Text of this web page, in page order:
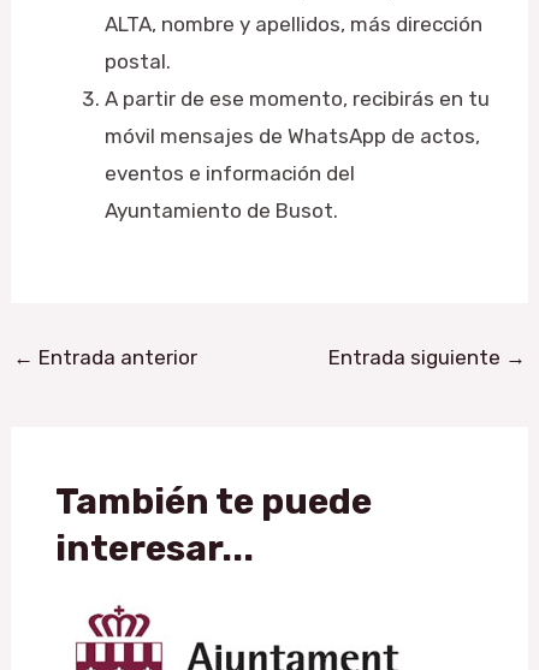
ALTA, nombre y apellidos, más dirección
postal.
A partir de ese momento, recibirás en tu
móvil mensajes de WhatsApp de actos,
eventos e información del
Ayuntamiento de Busot.
← Entrada anterior Entrada siguiente →
También te puede
interesar...